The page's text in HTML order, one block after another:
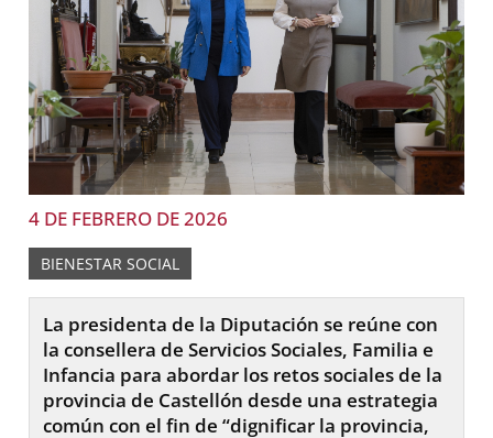
4 DE FEBRERO DE 2026
BIENESTAR SOCIAL
La presidenta de la Diputación se reúne con
la consellera de Servicios Sociales, Familia e
Infancia para abordar los retos sociales de la
provincia de Castellón desde una estrategia
común con el fin de “dignificar la provincia,